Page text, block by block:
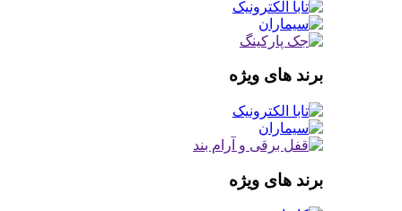
برند های ویژه
برند های ویژه